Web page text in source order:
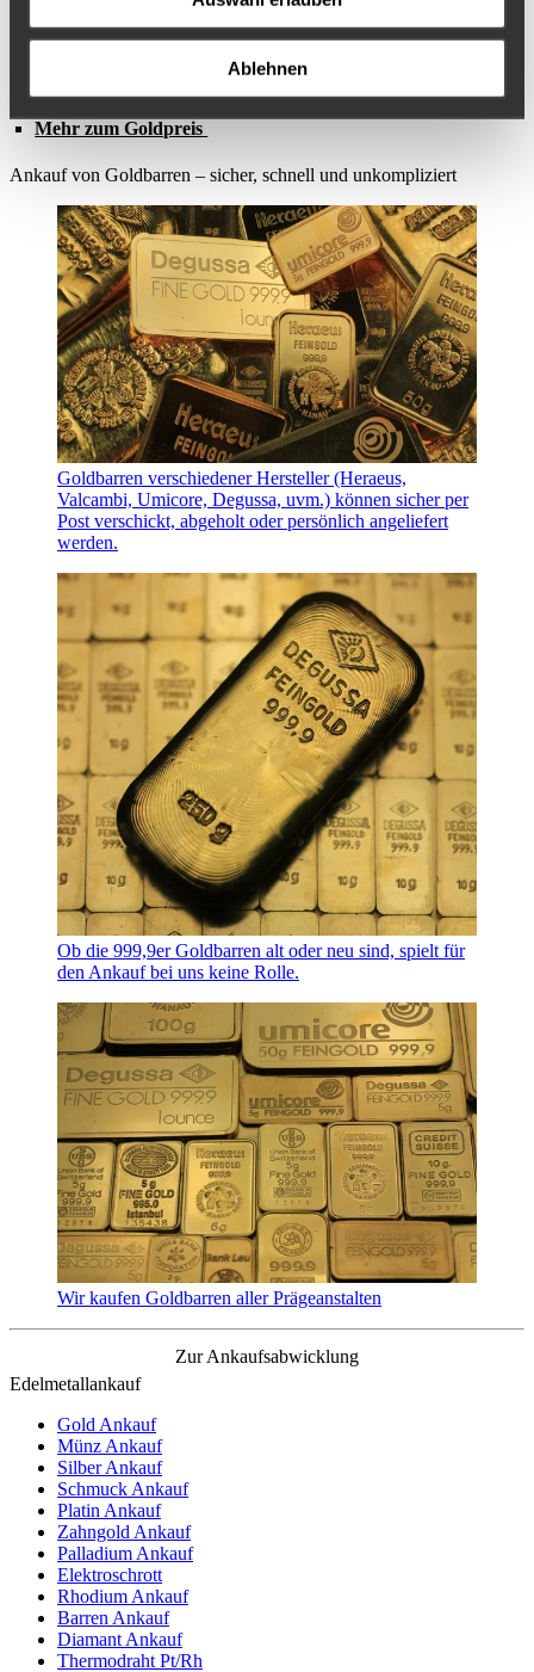
Ablehnen
Mehr zum Goldpreis
Ankauf von Goldbarren – sicher, schnell und unkompliziert
Goldbarren verschiedener Hersteller (Heraeus,
Valcambi, Umicore, Degussa, uvm.) können sicher per
Post verschickt, abgeholt oder persönlich angeliefert
werden.
Ob die 999,9er Goldbarren alt oder neu sind, spielt für
den Ankauf bei uns keine Rolle.
Wir kaufen Goldbarren aller Prägeanstalten
Zur Ankaufsabwicklung
Edelmetallankauf
Gold Ankauf
Münz Ankauf
Silber Ankauf
Schmuck Ankauf
Platin Ankauf
Zahngold Ankauf
Palladium Ankauf
Elektroschrott
Rhodium Ankauf
Barren Ankauf
Diamant Ankauf
Thermodraht Pt/Rh